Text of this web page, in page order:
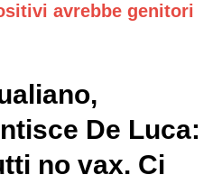
avrebbe genitori
De Luca:
no vax. Ci